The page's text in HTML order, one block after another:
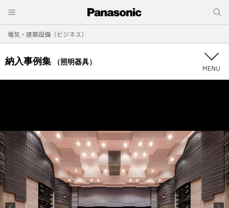
電気・建築設備（ビジネス）
納入事例集 （照明器具）